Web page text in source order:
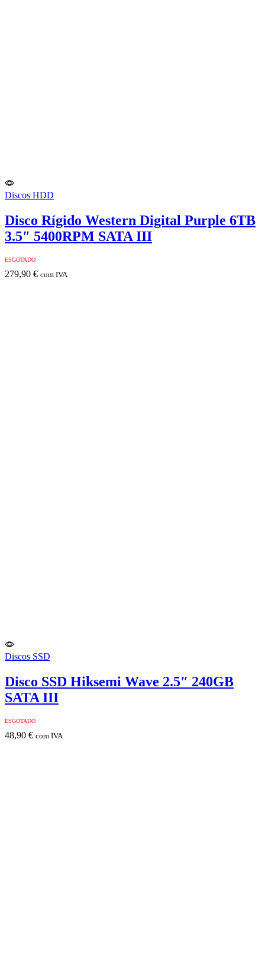
Discos HDD
Disco Rígido Western Digital Purple 6TB
3.5″ 5400RPM SATA III
ESGOTADO
279,90 € com IVA
Discos SSD
Disco SSD Hiksemi Wave 2.5″ 240GB
SATA III
ESGOTADO
48,90 € com IVA